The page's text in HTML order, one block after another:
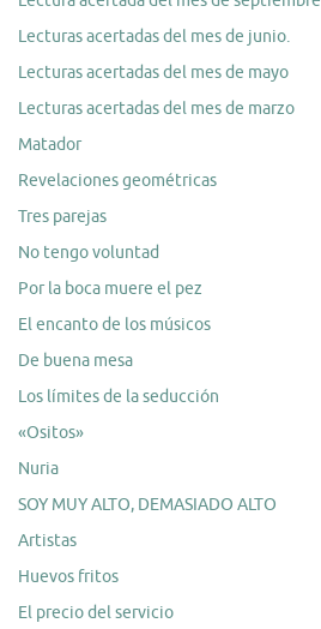
Lecturas acertadas del mes de junio.
Lecturas acertadas del mes de mayo
Lecturas acertadas del mes de marzo
Matador
Revelaciones geométricas
Tres parejas
No tengo voluntad
Por la boca muere el pez
El encanto de los músicos
De buena mesa
Los límites de la seducción
«Ositos»
Nuria
SOY MUY ALTO, DEMASIADO ALTO
Artistas
Huevos fritos
El precio del servicio